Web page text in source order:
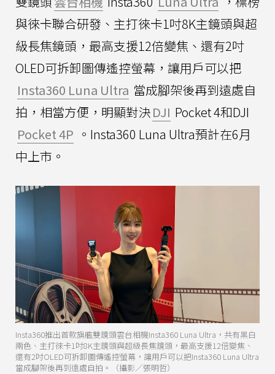
與徠卡聯合研發、主打徠卡1吋8K主鏡頭與超
級長焦鏡頭，最高支援12倍變焦、還有2吋
OLED可拆卸圖傳遙控螢幕，讓用戶可以把
Insta360 Luna Ultra 當成腳架後再到遠處自
拍，相當方便，明顯對決DJI Pocket 4和DJI
Pocket 4P 。Insta360 Luna Ultra預計在6月
中上市。
Insta360推出首款旗艦雙鏡頭雲台相機Insta360 Luna Ultra，共有黑白
兩色、主打徠卡1吋8K主鏡頭與超級長焦鏡頭，最高支援12倍變焦、
還有2吋OLED可拆卸圖傳遙控螢幕，讓用戶可以把Insta360 Luna Ultra
當成腳架後再到遠處自拍。（攝影／張明哲）